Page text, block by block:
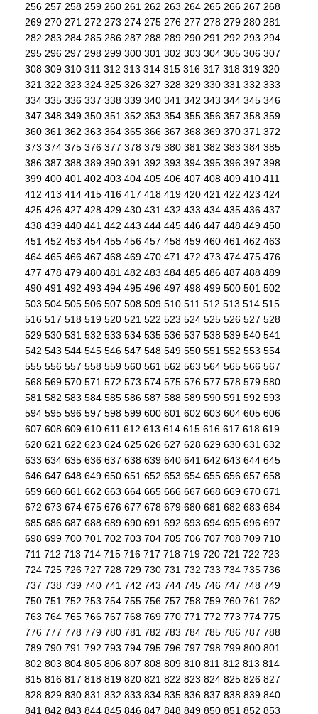
256 257 258 259 260 261 262 263 264 265 266 267 268
269 270 271 272 273 274 275 276 277 278 279 280 281
282 283 284 285 286 287 288 289 290 291 292 293 294
295 296 297 298 299 300 301 302 303 304 305 306 307
308 309 310 311 312 313 314 315 316 317 318 319 320
321 322 323 324 325 326 327 328 329 330 331 332 333
334 335 336 337 338 339 340 341 342 343 344 345 346
347 348 349 350 351 352 353 354 355 356 357 358 359
360 361 362 363 364 365 366 367 368 369 370 371 372
373 374 375 376 377 378 379 380 381 382 383 384 385
386 387 388 389 390 391 392 393 394 395 396 397 398
399 400 401 402 403 404 405 406 407 408 409 410 411
412 413 414 415 416 417 418 419 420 421 422 423 424
425 426 427 428 429 430 431 432 433 434 435 436 437
438 439 440 441 442 443 444 445 446 447 448 449 450
451 452 453 454 455 456 457 458 459 460 461 462 463
464 465 466 467 468 469 470 471 472 473 474 475 476
477 478 479 480 481 482 483 484 485 486 487 488 489
490 491 492 493 494 495 496 497 498 499 500 501 502
503 504 505 506 507 508 509 510 511 512 513 514 515
516 517 518 519 520 521 522 523 524 525 526 527 528
529 530 531 532 533 534 535 536 537 538 539 540 541
542 543 544 545 546 547 548 549 550 551 552 553 554
555 556 557 558 559 560 561 562 563 564 565 566 567
568 569 570 571 572 573 574 575 576 577 578 579 580
581 582 583 584 585 586 587 588 589 590 591 592 593
594 595 596 597 598 599 600 601 602 603 604 605 606
607 608 609 610 611 612 613 614 615 616 617 618 619
620 621 622 623 624 625 626 627 628 629 630 631 632
633 634 635 636 637 638 639 640 641 642 643 644 645
646 647 648 649 650 651 652 653 654 655 656 657 658
659 660 661 662 663 664 665 666 667 668 669 670 671
672 673 674 675 676 677 678 679 680 681 682 683 684
685 686 687 688 689 690 691 692 693 694 695 696 697
698 699 700 701 702 703 704 705 706 707 708 709 710
711 712 713 714 715 716 717 718 719 720 721 722 723
724 725 726 727 728 729 730 731 732 733 734 735 736
737 738 739 740 741 742 743 744 745 746 747 748 749
750 751 752 753 754 755 756 757 758 759 760 761 762
763 764 765 766 767 768 769 770 771 772 773 774 775
776 777 778 779 780 781 782 783 784 785 786 787 788
789 790 791 792 793 794 795 796 797 798 799 800 801
802 803 804 805 806 807 808 809 810 811 812 813 814
815 816 817 818 819 820 821 822 823 824 825 826 827
828 829 830 831 832 833 834 835 836 837 838 839 840
841 842 843 844 845 846 847 848 849 850 851 852 853